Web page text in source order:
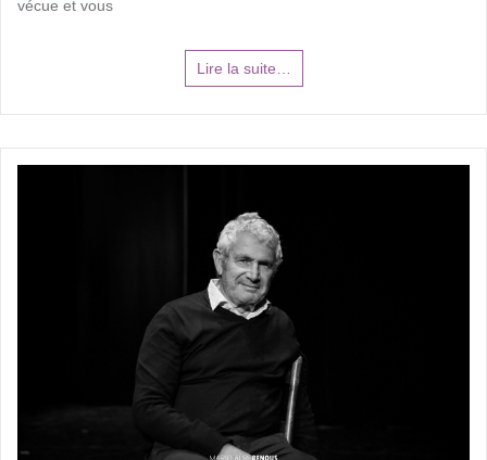
vécue et vous
Lire la suite…